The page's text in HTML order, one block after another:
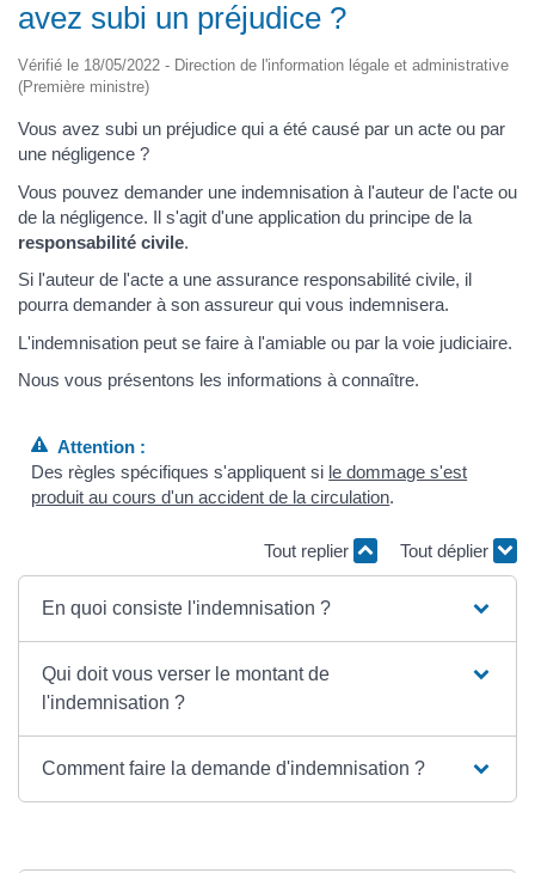
avez subi un préjudice ?
Vérifié le 18/05/2022 - Direction de l'information légale et administrative
(Première ministre)
Vous avez subi un préjudice qui a été causé par un acte ou par
une négligence ?
Vous pouvez demander une indemnisation à l'auteur de l'acte ou
de la négligence. Il s'agit d'une application du principe de la
responsabilité civile.
Si l'auteur de l'acte a une assurance responsabilité civile, il
pourra demander à son assureur qui vous indemnisera.
L'indemnisation peut se faire à l'amiable ou par la voie judiciaire.
Nous vous présentons les informations à connaître.
Attention :
Des règles spécifiques s'appliquent si le dommage s'est
produit au cours d'un accident de la circulation.
Tout replier Tout déplier
En quoi consiste l'indemnisation ?
Qui doit vous verser le montant de
l'indemnisation ?
Comment faire la demande d'indemnisation ?